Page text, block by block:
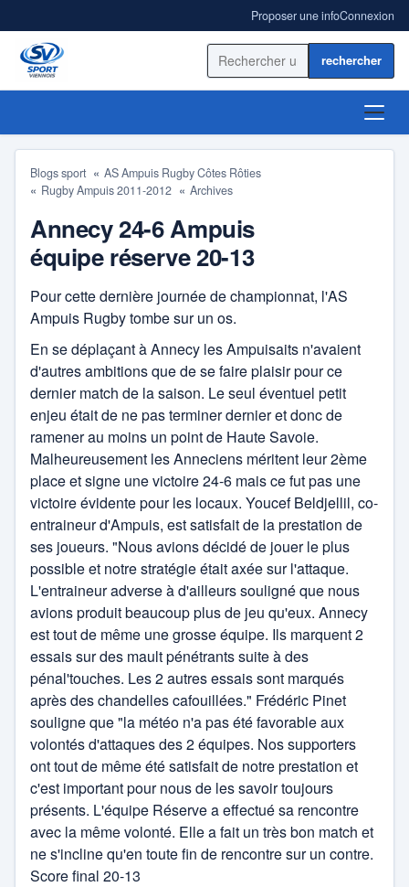
Proposer une infoConnexion
Rechercher sur le site
ACCUEIL
ACTUALITÉ
RÉSULTATS
BLOGS SPORT
Blogs sport
AS Ampuis Rugby Côtes Rôties
Rugby Ampuis 2011-2012
Archives
Annecy 24-6 Ampuis
équipe réserve 20-13
Pour cette dernière journée de championnat, l'AS
Ampuis Rugby tombe sur un os.
En se déplaçant à Annecy les Ampuisaits n'avaient
d'autres ambitions que de se faire plaisir pour ce
dernier match de la saison. Le seul éventuel petit
enjeu était de ne pas terminer dernier et donc de
ramener au moins un point de Haute Savoie.
Malheureusement les Anneciens méritent leur 2ème
place et signe une victoire 24-6 mais ce fut pas une
victoire évidente pour les locaux. Youcef Beldjellil, co-
entraineur d'Ampuis, est satisfait de la prestation de
ses joueurs. "Nous avions décidé de jouer le plus
possible et notre stratégie était axée sur l'attaque.
L'entraineur adverse à d'ailleurs souligné que nous
avions produit beaucoup plus de jeu qu'eux. Annecy
est tout de même une grosse équipe. Ils marquent 2
essais sur des mault pénétrants suite à des
pénal'touches. Les 2 autres essais sont marqués
après des chandelles cafouillées." Frédéric Pinet
souligne que "la météo n'a pas été favorable aux
volontés d'attaques des 2 équipes. Nos supporters
ont tout de même été satisfait de notre prestation et
c'est important pour nous de les savoir toujours
présents. L'équipe Réserve a effectué sa rencontre
avec la même volonté. Elle a fait un très bon match et
ne s'incline qu'en toute fin de rencontre sur un contre.
Score final 20-13